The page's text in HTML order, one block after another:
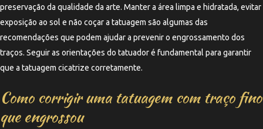
preservação da qualidade da arte. Manter a área limpa e hidratada, evitar
exposição ao sol e não coçar a tatuagem são algumas das
recomendações que podem ajudar a prevenir o engrossamento dos
traços. Seguir as orientações do tatuador é fundamental para garantir
que a tatuagem cicatrize corretamente.
Como corrigir uma tatuagem com traço fino
que engrossou